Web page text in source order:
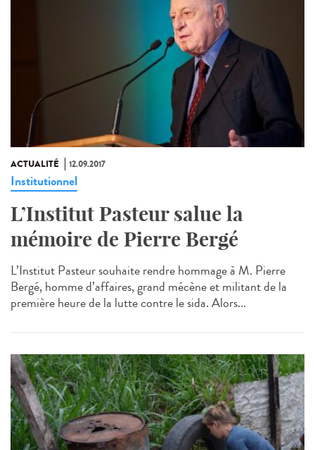
ACTUALITÉ 12.09.2017
Institutionnel
L’Institut Pasteur salue la
mémoire de Pierre Bergé
L’Institut Pasteur souhaite rendre hommage à M. Pierre
Bergé, homme d’affaires, grand mécène et militant de la
première heure de la lutte contre le sida. Alors...